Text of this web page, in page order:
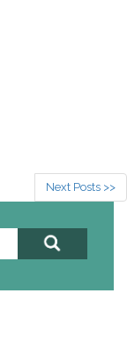
Next Posts >>